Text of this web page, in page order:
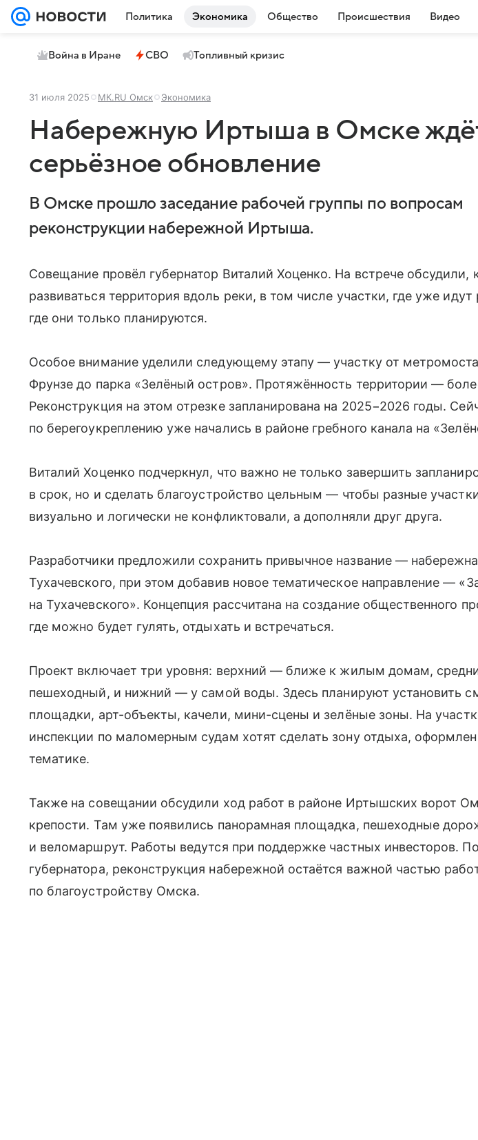
Политика Экономика Общество Происшествия Видео
Война в Иране СВО Топливный кризис
31 июля 2025 МК.RU Омск Экономика
Набережную Иртыша в Омске
серьёзное обновление
В Омске прошло заседание рабочей группы по вопросам
реконструкции набережной Иртыша.
Совещание провёл губернатор Виталий Хоценко. На встрече обсудили,
развиваться территория вдоль реки, в том числе участки, где уже идут
где они только планируются.
Особое внимание уделили следующему этапу — участку от
Фрунзе до парка «Зелёный остров». Протяжённость территории —
Реконструкция на этом отрезке запланирована на 2025−2026 годы.
по берегоукреплению уже начались в районе гребного канала на
Виталий Хоценко подчеркнул, что важно не только завершить
в срок, но и сделать благоустройство цельным — чтобы разные
визуально и логически не конфликтовали, а дополняли друг друга.
Разработчики предложили сохранить привычное название —
Тухачевского, при этом добавив новое тематическое направление —
на Тухачевского». Концепция рассчитана на создание общественного
где можно будет гулять, отдыхать и встречаться.
Проект включает три уровня: верхний — ближе к жилым домам,
пешеходный, и нижний — у самой воды. Здесь планируют установить
площадки, арт-объекты, качели, мини-сцены и зелёные зоны. На
инспекции по маломерным судам хотят сделать зону отдыха,
тематике.
Также на совещании обсудили ход работ в районе Иртышских ворот
крепости. Там уже появились панорамная площадка, пешеходные
и веломаршрут. Работы ведутся при поддержке частных инвесторов.
губернатора, реконструкция набережной остаётся важной частью
по благоустройству Омска.